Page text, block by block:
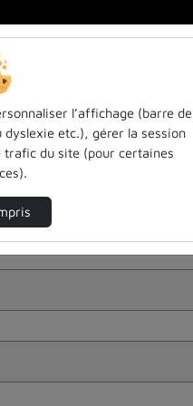
l’affichage (barre de
etc.), gérer la session
du site (pour certaines